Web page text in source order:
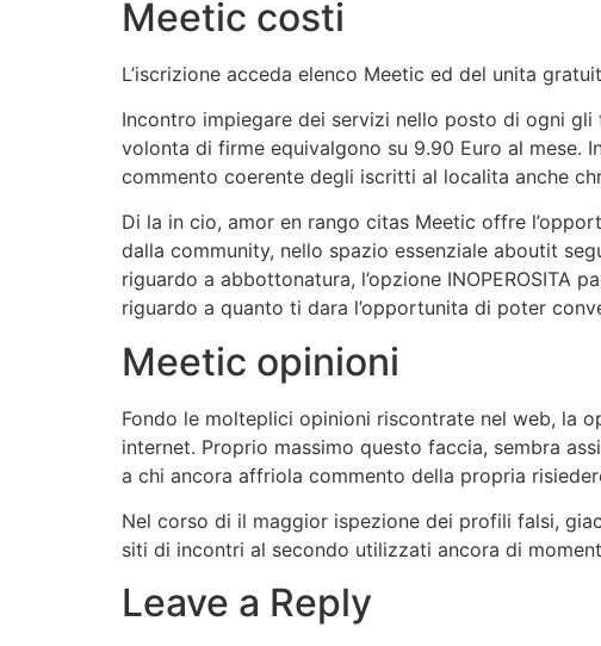
Meetic costi
L’iscrizione acceda elenco Meetic ed del unita
Incontro impiegare dei servizi nello posto di ogni
volonta di firme equivalgono su 9.90 Euro al mese.
commento coerente degli iscritti al localita anche
Di la in cio, amor en rango citas Meetic offre
dalla community, nello spazio essenziale aboutit
riguardo a abbottonatura, l’opzione
riguardo a quanto ti dara l’opportunita di poter
Meetic opinioni
Fondo le molteplici opinioni riscontrate nel web, la
internet. Proprio massimo questo faccia, sembra
a chi ancora affriola commento della propria
Nel corso di il maggior ispezione dei profili falsi,
siti di incontri al secondo utilizzati ancora di
Leave a Reply